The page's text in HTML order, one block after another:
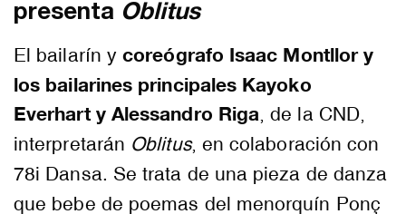
presenta Oblitus
El bailarín ycoreógrafo Isaac Montllor y
los bailarines principales Kayoko
Everhart y Alessandro Riga , de la CND,
interpretarán Oblitus, en colaboración con
78i Dansa. Se trata de una pieza de danza
que bebe de poemas del menorquín Ponç